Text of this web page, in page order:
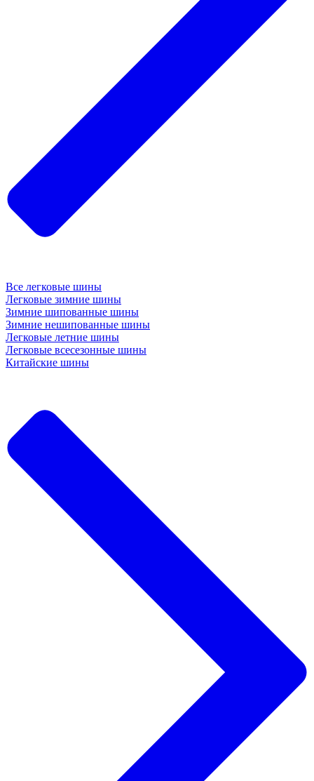
Все легковые шины
Легковые зимние шины
Зимние шипованные шины
Зимние нешипованные шины
Легковые летние шины
Легковые всесезонные шины
Китайские шины